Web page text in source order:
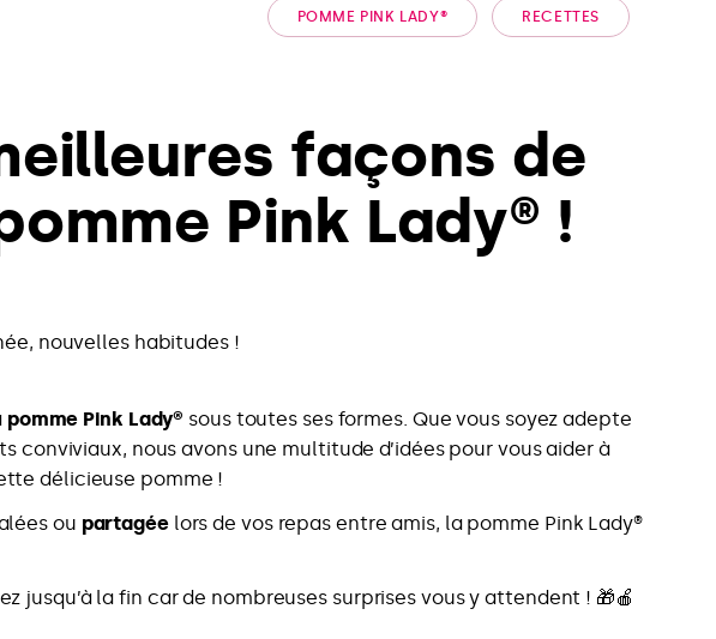
POMME PINK LADY® RECETTES
façons de
Pink Lady® !
nouvelles habitudes !
pomme Pink Lady® sous toutes ses formes. Que vous soyez adepte
conviviaux, nous avons une multitude d’idées pour vous aider à
délicieuse pomme !
ou partagéelors de vos repas entre amis, la pomme Pink Lady®
jusqu’à la fin car de nombreuses surprises vous y attendent ! 🎁🍎